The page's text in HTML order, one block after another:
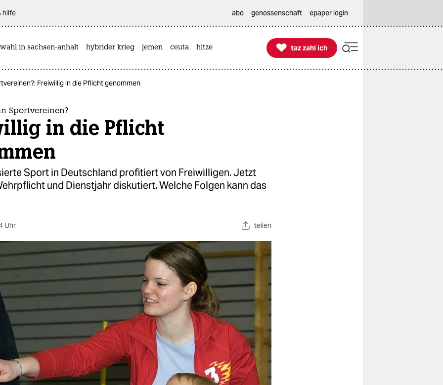
hilfe abo genossenschaft epaper login
in sachsen-anhalt hybrider krieg jemen ceuta hitze 
taz zahl ich
taz zahl ich
Freiwillig in die Pflicht genommen
Sportvereinen?
in die Pflicht
Sport in Deutschland profitiert von Freiwilligen. Jetzt
und Dienstjahr diskutiert. Welche Folgen kann das
Uhr teilen